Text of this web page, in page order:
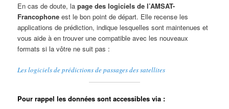
En cas de doute, lapage des logiciels de l’AMSAT-
Francophone est le bon point de départ. Elle recense les
applications de prédiction, indique lesquelles sont maintenues et
vous aide à en trouver une compatible avec les nouveaux
formats si la vôtre ne suit pas :
Les logiciels de prédictions de passages des satellites
Pour rappel les données sont accessibles via :